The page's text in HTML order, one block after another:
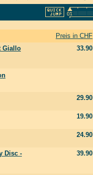
Preis in CHF
Giallo
33.90
29.90
19.90
24.90
Disc -
39.90